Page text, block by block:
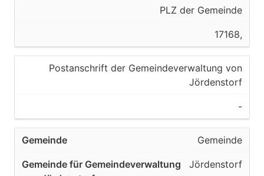
PLZ der Gemeinde
17168,
Postanschrift der Gemeindeverwaltung von
Jördenstorf
-
Gemeinde
Jördenstorf